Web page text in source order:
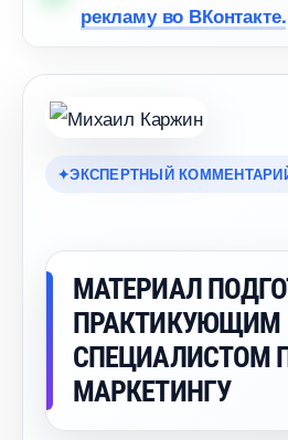
рекламу во ВКонтакте.
ЭКСПЕРТНЫЙ
МАТЕРИАЛ
ПРАКТИКУЮЩИМ
СПЕЦИАЛИСТОМ
МАРКЕТИНГУ